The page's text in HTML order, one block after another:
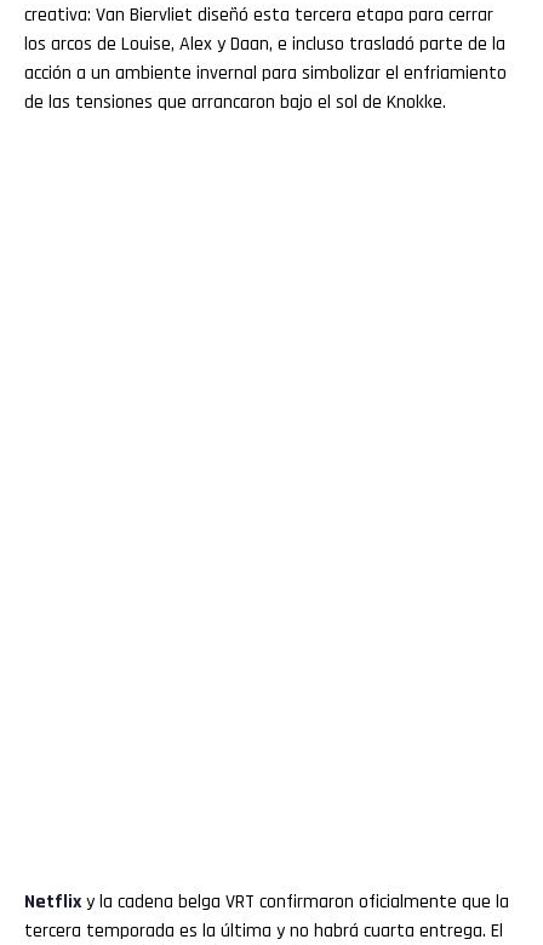
creativa: Van Biervliet diseñó esta tercera etapa para cerrar
los arcos de Louise, Alex y Daan, e incluso trasladó parte de la
acción a un ambiente invernal para simbolizar el enfriamiento
de las tensiones que arrancaron bajo el sol de Knokke.
Netflixy la cadena belga VRT confirmaron oficialmente que la
tercera temporada es la última y no habrá cuarta entrega. El